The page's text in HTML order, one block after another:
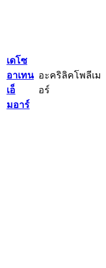
เดโซ
อาเทน
เอ็
มอาร์
อะคริลิคโพลีเม
อร์